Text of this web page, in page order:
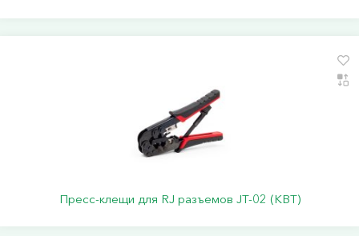
Пресс-клещи для RJ разъемов JT-02 (КВТ)